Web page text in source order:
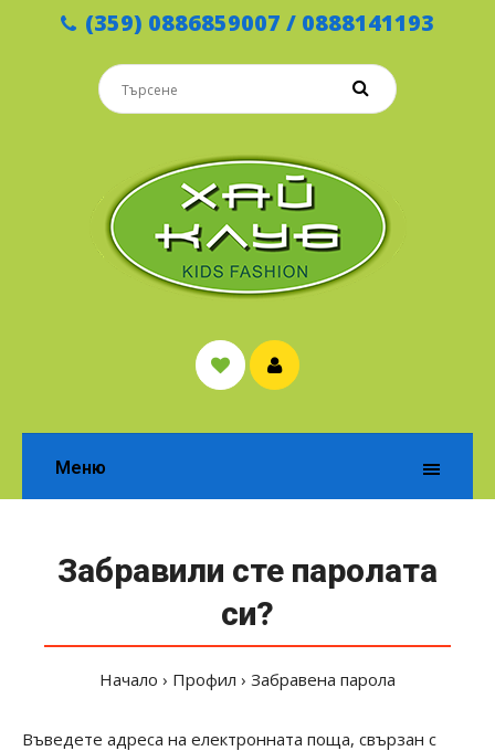
(359) 0886859007 / 0888141193
Меню
Забравили сте паролата
си?
Начало Профил Забравена парола
Въведете адреса на електронната поща, свързан с